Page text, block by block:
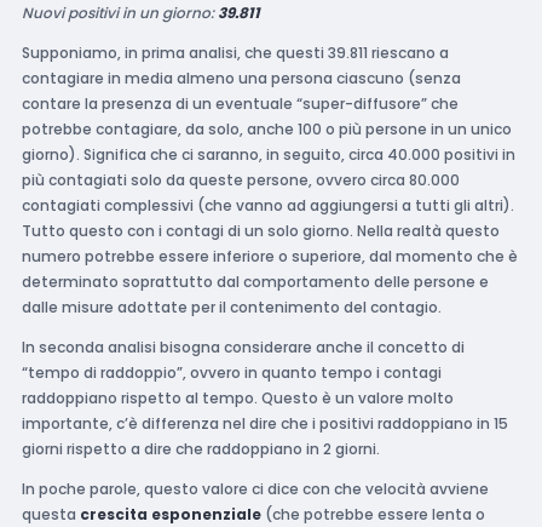
Nuovi positivi in un giorno:39.811
Supponiamo, in prima analisi, che questi 39.811 riescano a
contagiare in media almeno una persona ciascuno (senza
contare la presenza di un eventuale “super-diffusore” che
potrebbe contagiare, da solo, anche 100 o più persone in un unico
giorno). Significa che ci saranno, in seguito, circa 40.000 positivi in
più contagiati solo da queste persone, ovvero circa 80.000
contagiati complessivi (che vanno ad aggiungersi a tutti gli altri).
Tutto questo con i contagi di un solo giorno. Nella realtà questo
numero potrebbe essere inferiore o superiore, dal momento che è
determinato soprattutto dal comportamento delle persone e
dalle misure adottate per il contenimento del contagio.
In seconda analisi bisogna considerare anche il concetto di
“tempo di raddoppio”, ovvero in quanto tempo i contagi
raddoppiano rispetto al tempo. Questo è un valore molto
importante, c’è differenza nel dire che i positivi raddoppiano in 15
giorni rispetto a dire che raddoppiano in 2 giorni.
In poche parole, questo valore ci dice con che velocità avviene
questa crescita esponenziale (che potrebbe essere lenta o